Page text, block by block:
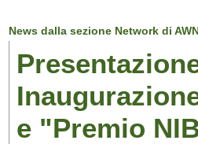
News dalla sezione Network di
e "Premio